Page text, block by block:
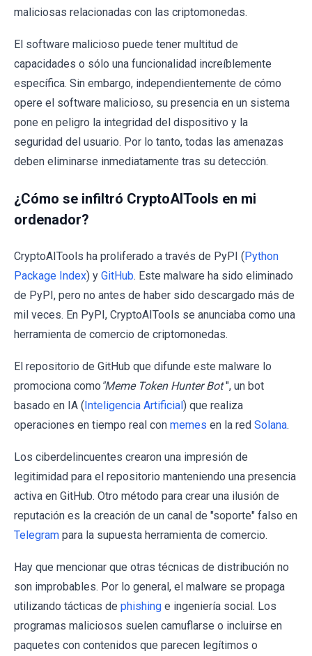
maliciosas relacionadas con las criptomonedas.
El software malicioso puede tener multitud de
capacidades o sólo una funcionalidad increíblemente
específica. Sin embargo, independientemente de cómo
opere el software malicioso, su presencia en un sistema
pone en peligro la integridad del dispositivo y la
seguridad del usuario. Por lo tanto, todas las amenazas
deben eliminarse inmediatamente tras su detección.
¿Cómo se infiltró CryptoAITools en mi
ordenador?
CryptoAITools ha proliferado a través de PyPI (Python
Package Index) y GitHub. Este malware ha sido eliminado
de PyPI, pero no antes de haber sido descargado más de
mil veces. En PyPI, CryptoAITools se anunciaba como una
herramienta de comercio de criptomonedas.
El repositorio de GitHub que difunde este malware lo
promociona como "Meme Token Hunter Bot ", un bot
basado en IA (Inteligencia Artificial) que realiza
operaciones en tiempo real con memes en la red Solana.
Los ciberdelincuentes crearon una impresión de
legitimidad para el repositorio manteniendo una presencia
activa en GitHub. Otro método para crear una ilusión de
reputación es la creación de un canal de "soporte" falso en
Telegram para la supuesta herramienta de comercio.
Hay que mencionar que otras técnicas de distribución no
son improbables. Por lo general, el malware se propaga
utilizando tácticas de phishing e ingeniería social. Los
programas maliciosos suelen camuflarse o incluirse en
paquetes con contenidos que parecen legítimos o